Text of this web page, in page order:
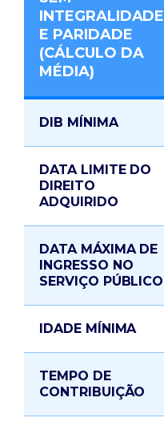
INTEGRALIDADE
E PARIDADE
(CÁLCULO DA
MÉDIA)
DIB MÍNIMA
DATA LIMITE DO
DIREITO
ADQUIRIDO
DATA MÁXIMA DE
INGRESSO NO
SERVIÇO PÚBLICO
IDADE MÍNIMA
TEMPO DE
CONTRIBUIÇÃO